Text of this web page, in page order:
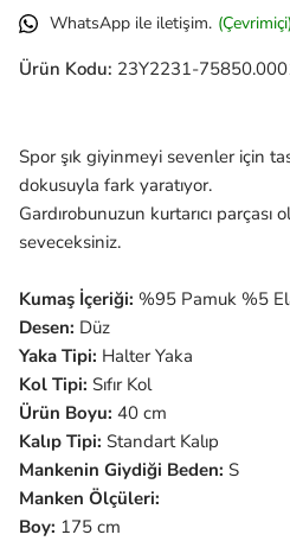
WhatsApp ile iletişim. (Çevrimiçi)
Ürün Kodu: 23Y2231-
Spor şık giyinmeyi sevenler için
dokusuyla fark yaratıyor.
Gardırobunuzun kurtarıcı parçası
seveceksiniz.
Kumaş İçeriği: %95 Pamuk %5
Desen: Düz
Yaka Tipi: Halter Yaka
Kol Tipi: Sıfır Kol
Ürün Boyu: 40 cm
Kalıp Tipi: Standart Kalıp
Mankenin Giydiği Beden: S
Manken Ölçüleri:
Boy: 175 cm